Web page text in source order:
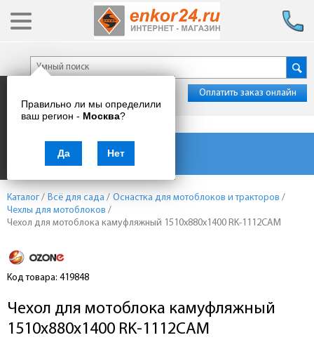
Правильно ли мы определили
ваш регион - Москва?
Да Нет
Оплатить заказ онлайн
Каталог товаров
Каталог / Всё для сада / Оснастка для мотоблоков и тракторов /
Чехлы для мотоблоков /
Чехол для мотоблока камуфляжный 1510х880х1400 RK-1112CAM
Код товара: 419848
Чехол для мотоблока камуфляжный
1510х880х1400 RK-1112CAM